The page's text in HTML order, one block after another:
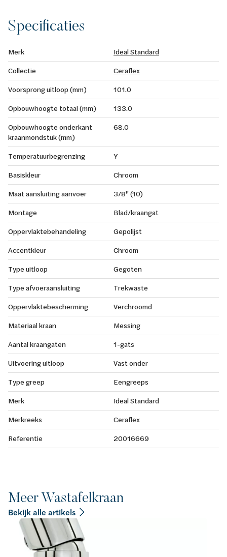
Specificaties
Merk
Ideal Standard
Collectie
Ceraflex
Voorsprong uitloop (mm)
101.0
Opbouwhoogte totaal (mm)
133.0
Opbouwhoogte onderkant
kraanmondstuk (mm)
68.0
Temperatuurbegrenzing
Y
Basiskleur
Chroom
Maat aansluiting aanvoer
3/8" (10)
Montage
Blad/kraangat
Oppervlaktebehandeling
Gepolijst
Accentkleur
Chroom
Type uitloop
Gegoten
Type afvoeraansluiting
Trekwaste
Oppervlaktebescherming
Verchroomd
Materiaal kraan
Messing
Aantal kraangaten
1-gats
Uitvoering uitloop
Vast onder
Type greep
Eengreeps
Merk
Ideal Standard
Merkreeks
Ceraflex
Referentie
20016669
Meer Wastafelkraan
Bekijk alle artikels